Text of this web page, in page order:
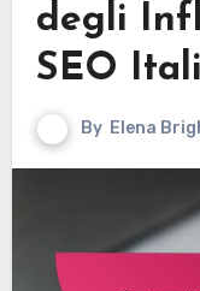
degli
SEO
By Elena